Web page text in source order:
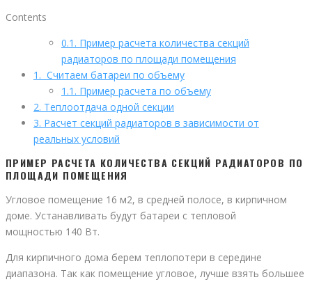
Contents
0.1. Пример расчета количества секций
радиаторов по площади помещения
1. Считаем батареи по объему
1.1. Пример расчета по объему
2. Теплоотдача одной секции
3. Расчет секций радиаторов в зависимости от
реальных условий
ПРИМЕР РАСЧЕТА КОЛИЧЕСТВА СЕКЦИЙ РАДИАТОРОВ ПО
ПЛОЩАДИ ПОМЕЩЕНИЯ
Угловое помещение 16 м2, в средней полосе, в кирпичном
доме. Устанавливать будут батареи с тепловой
мощностью 140 Вт.
Для кирпичного дома берем теплопотери в середине
диапазона. Так как помещение угловое, лучше взять большее